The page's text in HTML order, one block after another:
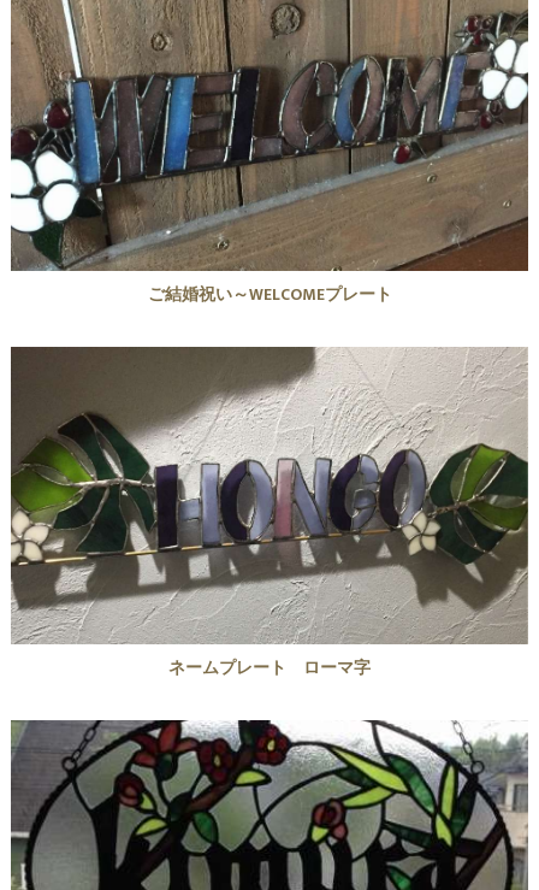
ご結婚祝い～WELCOMEプレート
ネームプレート ローマ字